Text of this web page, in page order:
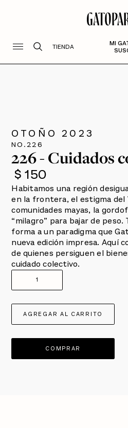
TIENDA
MI
OTOÑO 2023
NO. 226
226 - Cuidados
$ 150
Habitamos una región
en la frontera, el estigma del
comunidades mayas, la
“milagro” para bajar de peso.
forma a un paradigma que
nueva edición impresa. Aquí
de quienes persiguen el
cuidado colectivo.
COMPRAR